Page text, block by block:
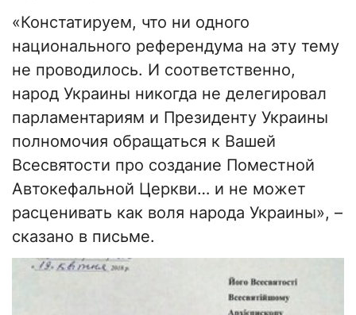
«Констатируем, что ни одного
национального референдума на эту тему
не проводилось. И соответственно,
народ Украины никогда не делегировал
парламентариям и Президенту Украины
полномочия обращаться к Вашей
Всесвятости про создание Поместной
Автокефальной Церкви… и не может
расценивать как воля народа Украины», –
сказано в письме.